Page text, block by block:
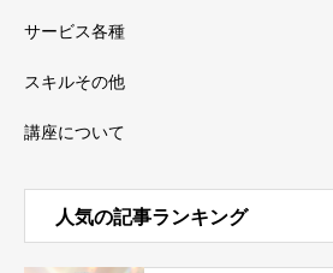
サービス各種
スキルその他
講座について
人気の記事ランキング